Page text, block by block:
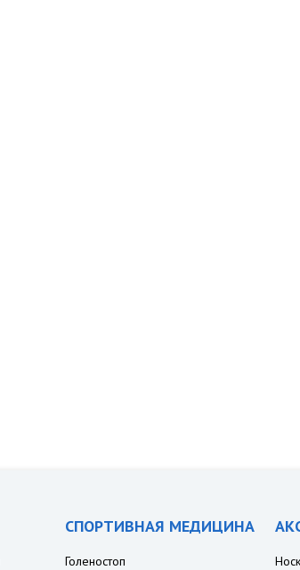
СПОРТИВНАЯ МЕДИЦИНА
Голеностоп